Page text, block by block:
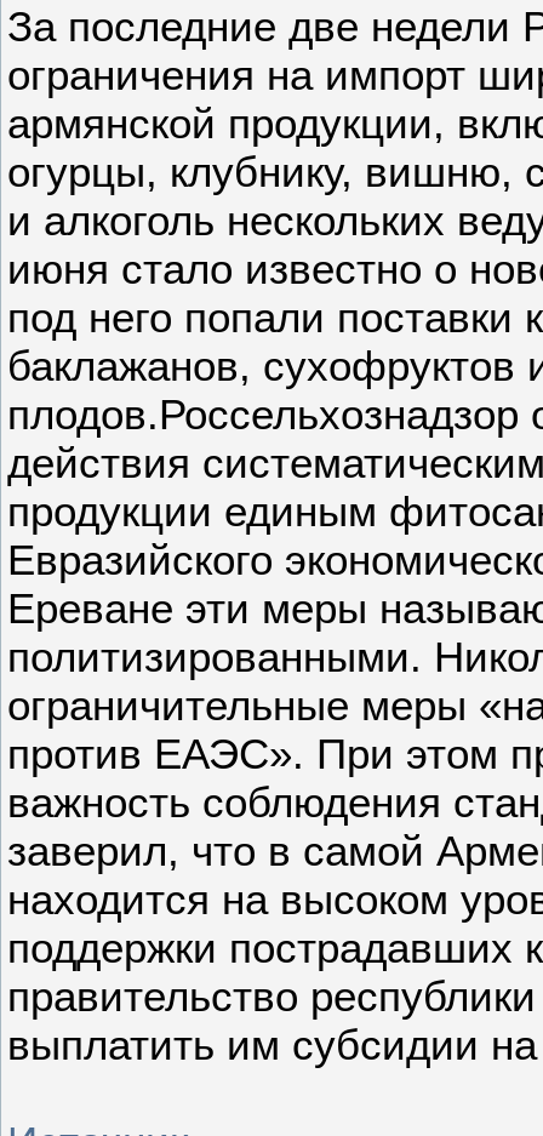
За последние две недели
ограничения на импорт
армянской продукции,
огурцы, клубнику, вишню,
и алкоголь нескольких
июня стало известно о
под него попали поставки
баклажанов, сухофруктов
плодов.Россельхознадзор
действия
продукции единым
Евразийского
Ереване эти меры
политизированными.
ограничительные меры
против ЕАЭС». При этом
важность соблюдения
заверил, что в самой
находится на высоком
поддержки пострадавших
правительство
выплатить им субсидии